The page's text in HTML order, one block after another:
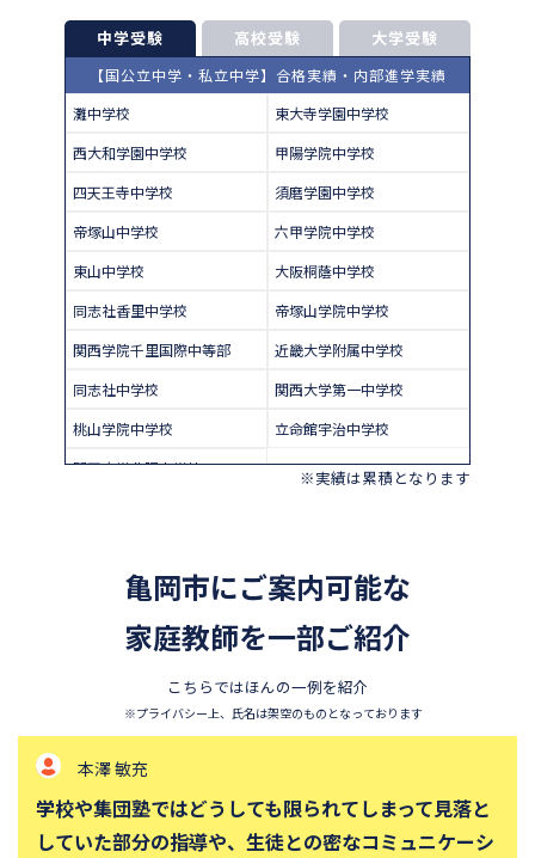
中学受験 高校受験 大学受験
【国公立中学・私立中学】合格実績・内部進学実績
灘中学校
東大寺学園中学校
西大和学園中学校
甲陽学院中学校
四天王寺中学校
須磨学園中学校
帝塚山中学校
六甲学院中学校
東山中学校
大阪桐蔭中学校
同志社香里中学校
帝塚山学院中学校
関西学院千里国際中等部
近畿大学附属中学校
同志社中学校
関西大学第一中学校
桃山学院中学校
立命館宇治中学校
関西大学北陽中学校
※実績は累積となります
亀岡市にご案内可能な
家庭教師を一部ご紹介
こちらではほんの一例を紹介
※プライバシー上、氏名は架空のものとなっております
本澤 敏充
学校や集団塾ではどうしても限られてしまって見落と
していた部分の指導や、生徒との密なコミュニケーシ